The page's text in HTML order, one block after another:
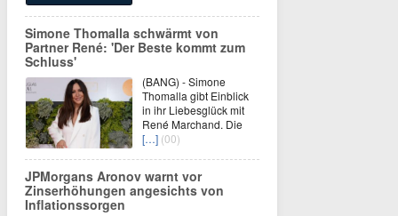
Simone Thomalla schwärmt von
Partner René: 'Der Beste kommt zum
Schluss'
(BANG) - Simone
Thomalla gibt Einblick
in ihr Liebesglück mit
René Marchand. Die
[…] (00)
JPMorgans Aronov warnt vor
Zinserhöhungen angesichts von
Inflationssorgen